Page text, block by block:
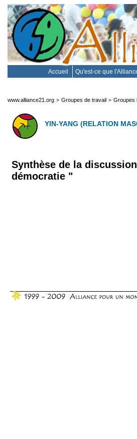
Accueil Qu'est-ce que
www.alliance21.org > Groupes de travail > Groupes
YIN-YANG (RELATION
Synthèse de la
démocratie "